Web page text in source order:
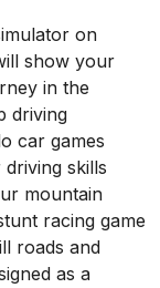
on
show your
in the
driving
car games
skills
mountain
racing game
roads and
as a